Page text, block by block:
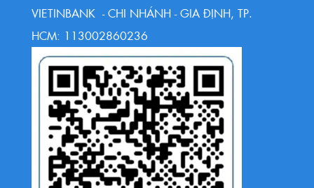
VIETINBANK - CHI NHÁNH - GIA ĐỊNH, TP.
HCM: 113002860236